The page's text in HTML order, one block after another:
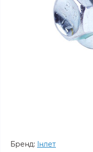
Бренд: Інлет